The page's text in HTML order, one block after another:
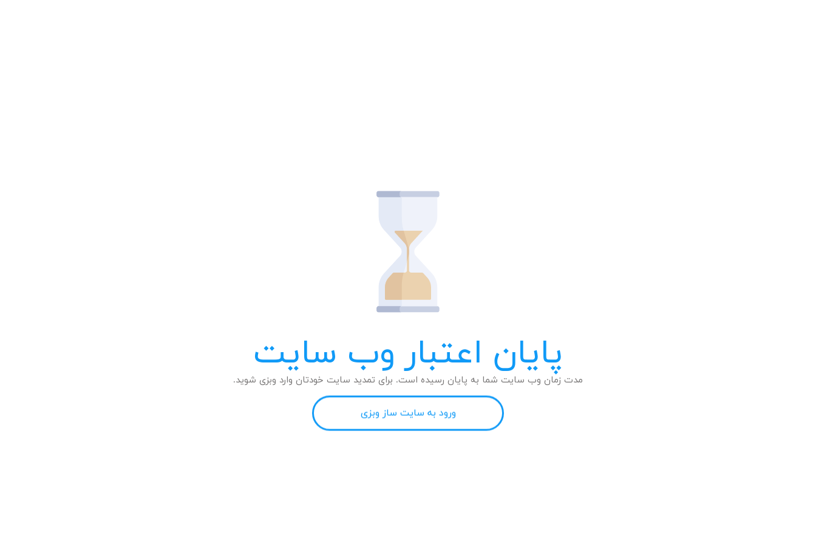
پایان اعتبار وب سایت
مدت زمان وب سایت شما به پایان رسیده است. برای تمدید سایت خودتان وارد وبزی شوید.
ورود به سایت ساز وبزی